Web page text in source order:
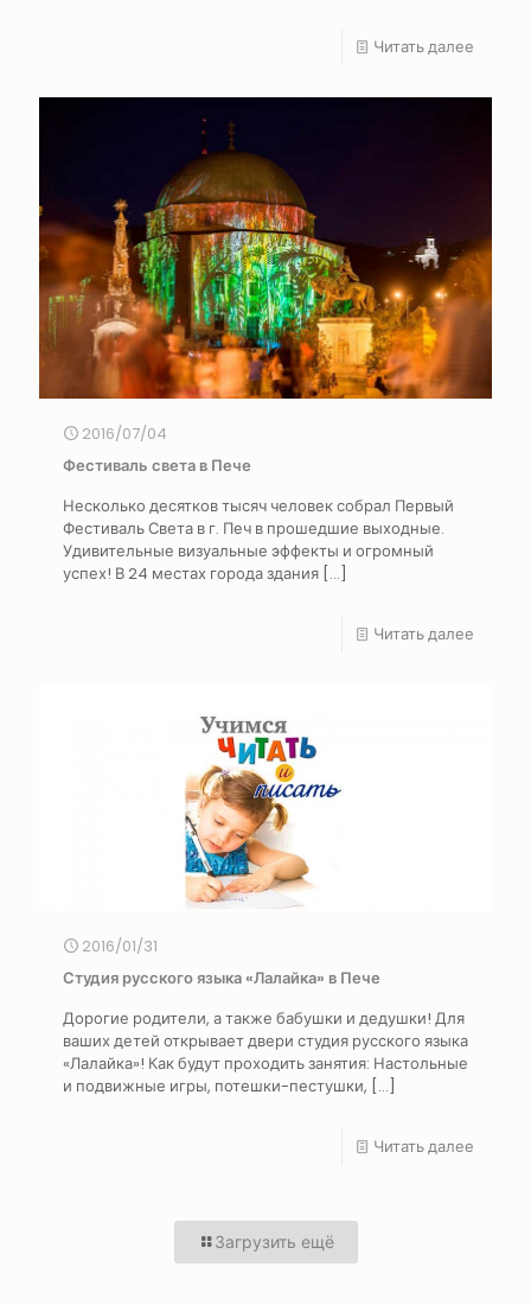
Читать далее
2016/07/04
Фестиваль света в Пече
Несколько десятков тысяч человек собрал Первый
Фестиваль Света в г. Печ в прошедшие выходные.
Удивительные визуальные эффекты и огромный
успех! В 24 местах города здания […]
Читать далее
2016/01/31
Студия русского языка «Лалайка» в Пече
Дорогие родители, а также бабушки и дедушки! Для
ваших детей открывает двери студия русского языка
«Лалайка»! Как будут проходить занятия: Настольные
и подвижные игры, потешки-пестушки, […]
Читать далее
Загрузить ещё